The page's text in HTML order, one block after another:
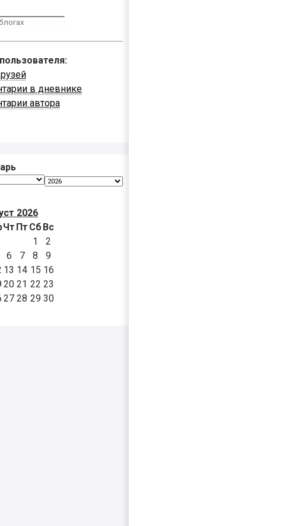
в дневнике
автора
2026
Чт Пт Сб Вс
1
2
6 7 8
9
13 14 15 16
20 21 22 23
27 28 29 30